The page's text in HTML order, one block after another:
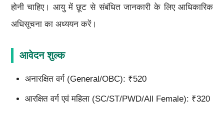
होनी चाहिए। आयु में छूट से संबंधित जानकारी के लिए आधिकारिक
अधिसूचना का अध्ययन करें।
आवेदन शुल्क
अनारक्षित वर्ग (General/OBC): ₹520
आरक्षित वर्ग एवं महिला (SC/ST/PWD/All Female): ₹320